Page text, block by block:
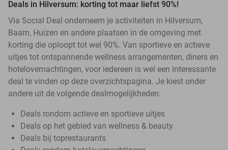
Deals in Hilversum: korting tot maar liefst 90%!
Via Social Deal onderneem je activiteiten in Hilversum,
Baarn, Huizen en andere plaatsen in de omgeving met
korting die oploopt tot wel 90%. Van sportieve en actieve
uitjes tot ontspannende wellness arrangementen, diners en
hotelovernachtingen, voor iedereen is wel een interessante
deal te vinden op deze overzichtspagina. Je kiest onder
andere uit de volgende dealmogelijkheden:
Deals rondom actieve en sportieve uitjes
Deals op het gebied van wellness & beauty
Deals bij toprestaurants